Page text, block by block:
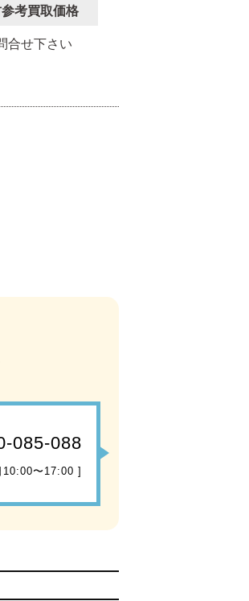
考買取価格
合せ下さい
085-088
10:00〜17:00 ]